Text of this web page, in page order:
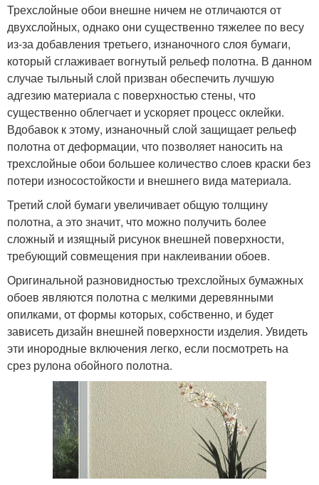
Трехслойные обои внешне ничем не отличаются от
двухслойных, однако они существенно тяжелее по весу
из-за добавления третьего, изнаночного слоя бумаги,
который сглаживает вогнутый рельеф полотна. В данном
случае тыльный слой призван обеспечить лучшую
адгезию материала с поверхностью стены, что
существенно облегчает и ускоряет процесс оклейки.
Вдобавок к этому, изнаночный слой защищает рельеф
полотна от деформации, что позволяет наносить на
трехслойные обои большее количество слоев краски без
потери износостойкости и внешнего вида материала.
Третий слой бумаги увеличивает общую толщину
полотна, а это значит, что можно получить более
сложный и изящный рисунок внешней поверхности,
требующий совмещения при наклеивании обоев.
Оригинальной разновидностью трехслойных бумажных
обоев являются полотна с мелкими деревянными
опилками, от формы которых, собственно, и будет
зависеть дизайн внешней поверхности изделия. Увидеть
эти инородные включения легко, если посмотреть на
срез рулона обойного полотна.